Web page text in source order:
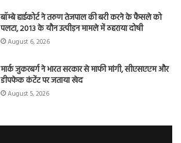
बॉम्बे हाईकोर्ट ने तरुण तेजपाल की बरी करने के फैसले को
पलटा, 2013 के यौन उत्पीड़न मामले में ठहराया दोषी
August 6, 2026
मार्क जुकरबर्ग ने भारत सरकार से माफी मांगी, सीएसएएम और
डीपफेक कंटेंट पर जताया खेद
August 5, 2026